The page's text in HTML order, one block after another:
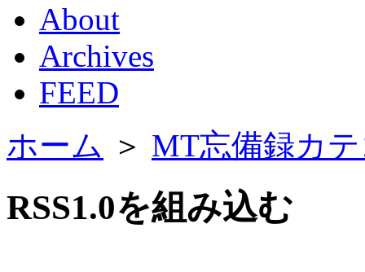
About
Archives
FEED
ホーム ＞ MT忘備録カ
RSS1.0を組み込む